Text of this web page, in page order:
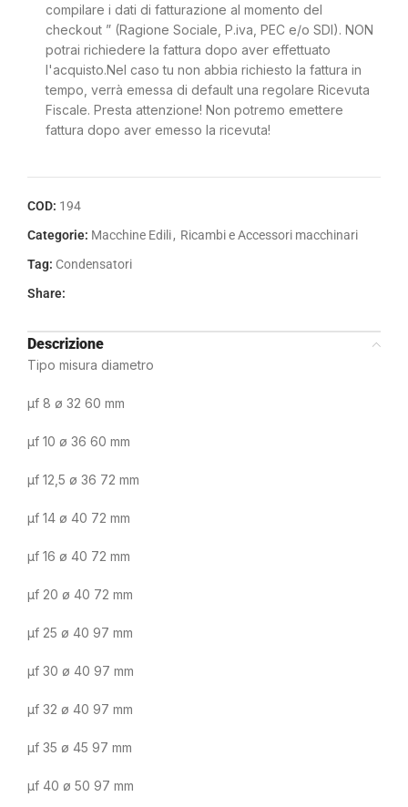
compilare i dati di fatturazione al momento del
checkout ” (Ragione Sociale, P.iva, PEC e/o SDI). NON
potrai richiedere la fattura dopo aver effettuato
l'acquisto.Nel caso tu non abbia richiesto la fattura in
tempo, verrà emessa di default una regolare Ricevuta
Fiscale. Presta attenzione! Non potremo emettere
fattura dopo aver emesso la ricevuta!
COD: 194
Categorie: Macchine Edili, Ricambi e Accessori macchinari
Tag: Condensatori
Share:
Descrizione
Tipo misura diametro
µf 8 ø 32 60 mm
µf 10 ø 36 60 mm
µf 12,5 ø 36 72 mm
µf 14 ø 40 72 mm
µf 16 ø 40 72 mm
µf 20 ø 40 72 mm
µf 25 ø 40 97 mm
µf 30 ø 40 97 mm
µf 32 ø 40 97 mm
µf 35 ø 45 97 mm
µf 40 ø 50 97 mm